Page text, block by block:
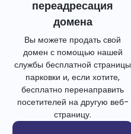
переадресация
домена
Вы можете продать свой
домен с помощью нашей
службы бесплатной страницы
парковки и, если хотите,
бесплатно перенаправить
посетителей на другую веб-
страницу.